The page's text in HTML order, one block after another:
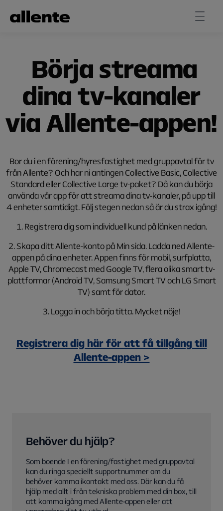
Börja streama
dina tv-kanaler
via Allente-appen!
Bor du i en förening/hyresfastighet med gruppavtal för tv
från Allente? Och har ni antingen Collective Basic, Collective
Standard eller Collective Large tv-paket? Då kan du börja
använda vår app för att streama dina tv-kanaler, på upp till
4 enheter samtidigt. Följ stegen nedan så är du strax igång!
1. Registrera dig som individuell kund på länken nedan.
2. Skapa ditt Allente-konto på Min sida. Ladda ned Allente-
appen på dina enheter. Appen finns för mobil, surfplatta,
Apple TV, Chromecast med Google TV, flera olika smart tv-
plattformar (Android TV, Samsung Smart TV och LG Smart
TV) samt för dator.
3. Logga in och börja titta. Mycket nöje!
Registrera dig här för att få tillgång till
Allente-appen >
Behöver du hjälp?
Som boende I en förening/fastighet med gruppavtal
kan du ringa speciellt supportnummer om du
behöver komma ikontakt med oss. Där kan du få
hjälp med allt i från tekniska problem med din box, till
att komma igång med Allente-appen eller att